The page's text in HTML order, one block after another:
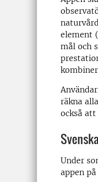
element
mål och
räkna
också
Under
appen